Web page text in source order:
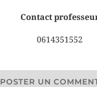
Contact
0614351552
POSTER UN